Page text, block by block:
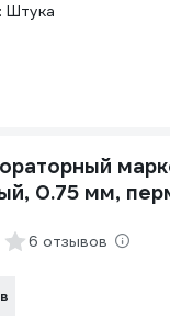
Штука
0.75 мм,
6 отзывов